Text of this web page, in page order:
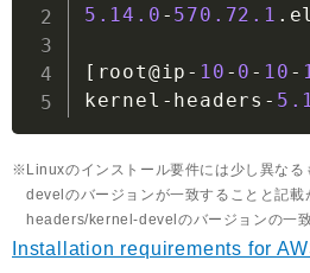
5.14 .0 - 570.72 .1 .
[ root@ip - 10 - 0 - 10 -
kernel - headers -
Linuxのインストール要件には少し異な
develのバージョンが一致することと記
headers/kernel-develのバージョンの一致
Installation requirements for